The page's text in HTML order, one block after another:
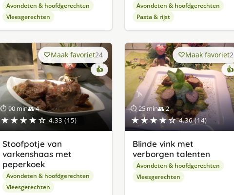
Avondeten & hoofdgerechten
Vleesgerechten
Avondeten & hoofdgerechten
Pasta & rijst
⏱ 90 min👥 4
★★★★☆ 4.33 (15)
Maak favoriet24
👍
Stoofpotje van
varkenshaas met
peperkoek
Avondeten & hoofdgerechten
Vleesgerechten
⏱ 25 min👥 2
★★★★☆ 4.36 (14)
Maak favoriet2
👍
Blinde vink met
verborgen talenten
Avondeten & hoofdgerechten
Vleesgerechten